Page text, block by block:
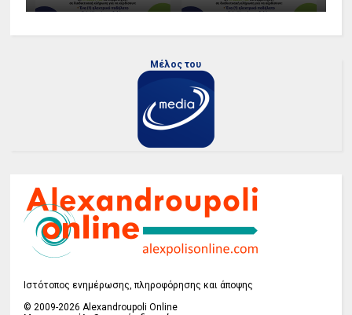
Μέλος του
Ιστότοπος ενημέρωσης, πληροφόρησης και άποψης
© 2009-2026 Alexandroupoli Online